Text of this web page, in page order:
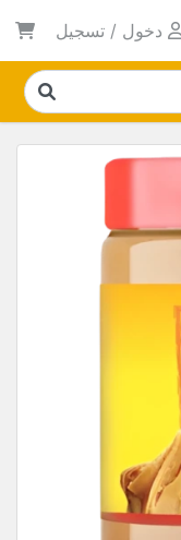
دخول / تسجيل